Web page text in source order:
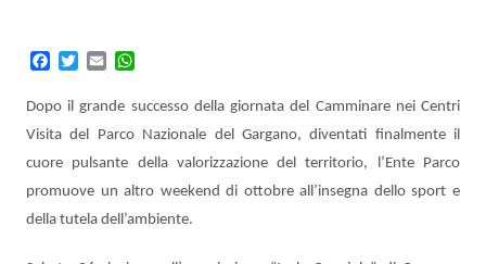
Facebook
Twitter
Email
Dopo il grande successo della giornata del Camminare nei Centri
Visita del Parco Nazionale del Gargano, diventati finalmente il
cuore pulsante della valorizzazione del territorio, l’Ente Parco
promuove un altro weekend di ottobre all’insegna dello sport e
della tutela dell’ambiente.